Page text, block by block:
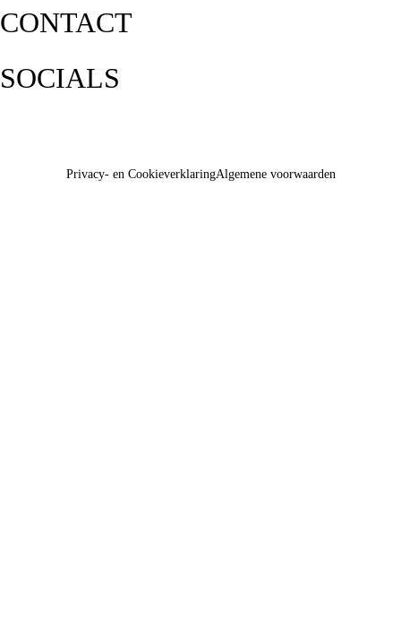
CONTACT
SOCIALS
Privacy- en CookieverklaringAlgemene voorwaarden